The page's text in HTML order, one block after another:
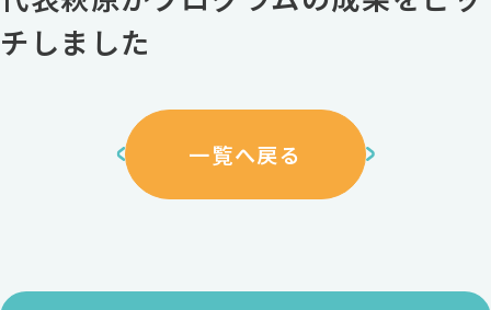
チしました
一覧へ戻る